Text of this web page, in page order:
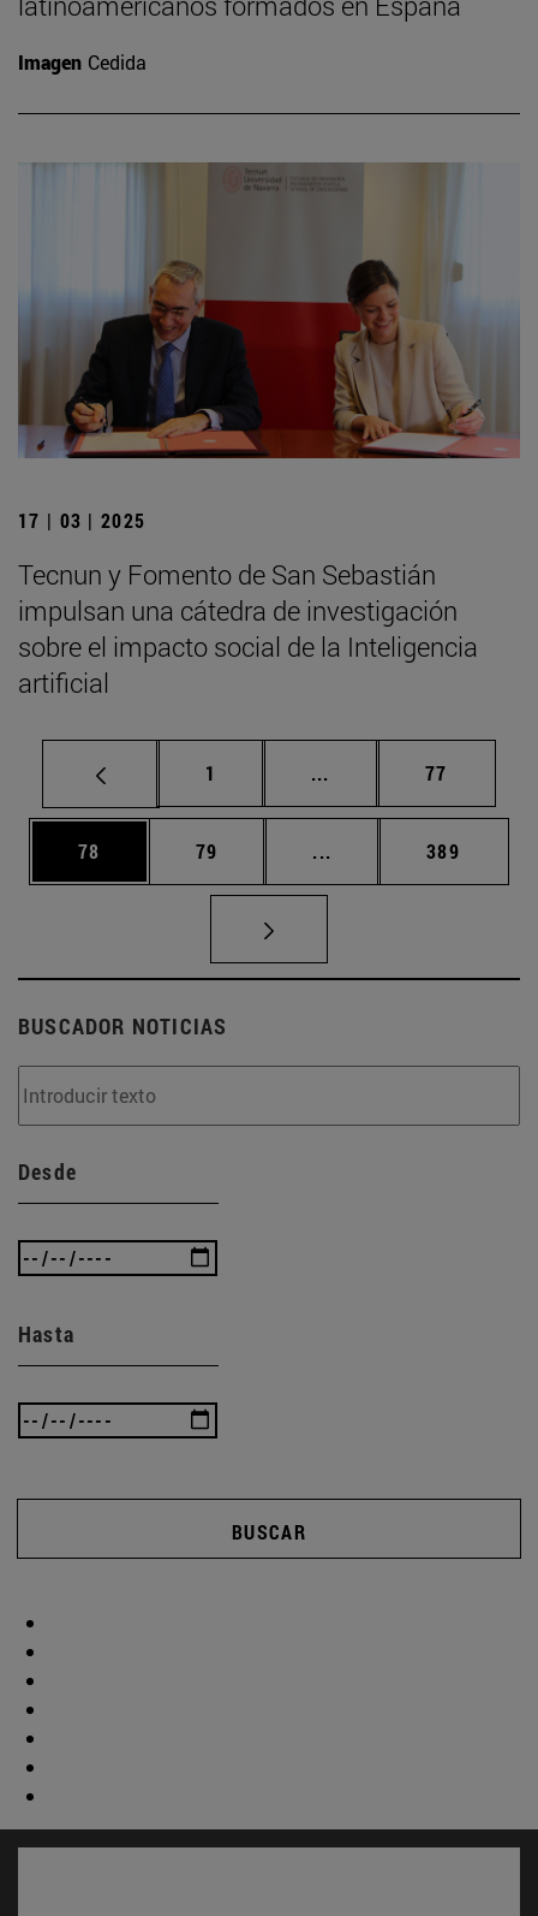
Imagen Cedida
17 | 03 | 2025
Tecnun y Fomento de San Sebastián
impulsan una cátedra de investigación
sobre el impacto social de la Inteligencia
artificial
Página
1 ... Páginas intermedias
Página
77
Página
78 Página
79 ... Páginas intermedias
Página
389
BUSCADOR NOTICIAS
Desde
Hasta
BUSCAR